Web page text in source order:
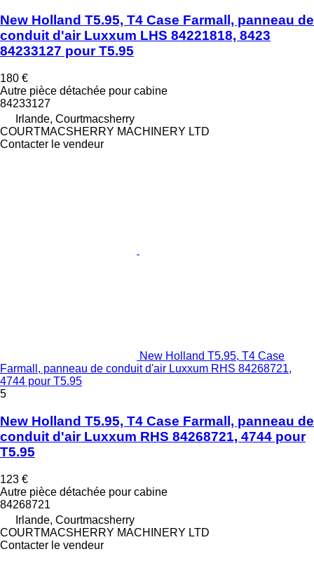
New Holland T5.95, T4 Case Farmall, panneau de
conduit d'air Luxxum LHS 84221818, 8423
84233127 pour T5.95
180 €
Autre pièce détachée pour cabine
84233127
Irlande, Courtmacsherry
COURTMACSHERRY MACHINERY LTD
Contacter le vendeur
New Holland T5.95, T4 Case
Farmall, panneau de conduit d'air Luxxum RHS 84268721,
4744 pour T5.95
5
New Holland T5.95, T4 Case Farmall, panneau de
conduit d'air Luxxum RHS 84268721, 4744 pour
T5.95
123 €
Autre pièce détachée pour cabine
84268721
Irlande, Courtmacsherry
COURTMACSHERRY MACHINERY LTD
Contacter le vendeur